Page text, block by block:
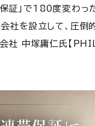
証」で180度変わっ
会社を設立して、圧倒
社 中塚庸仁氏【